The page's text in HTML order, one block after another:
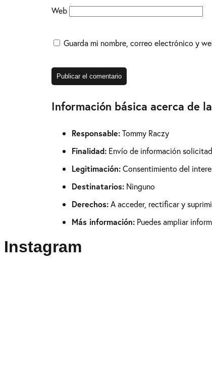
Web
Guarda mi nombre, correo electrónico y
Información básica acerca de
Responsable:Tommy Raczy
Finalidad: Envío de información
Legitimación:Consentimiento del
Destinatarios: Ninguno
Derechos:A acceder, rectificar y
Más información: Puedes ampliar
Instagram